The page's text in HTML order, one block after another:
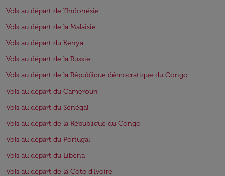
Vols au départ de l'Indonésie
Vols au départ de la Malaisie
Vols au départ du Kenya
Vols au départ de la Russie
Vols au départ de la République démocratique du Congo
Vols au départ du Cameroun
Vols au départ du Sénégal
Vols au départ de la République du Congo
Vols au départ du Portugal
Vols au départ du Libéria
Vols au départ de la Côte d'Ivoire